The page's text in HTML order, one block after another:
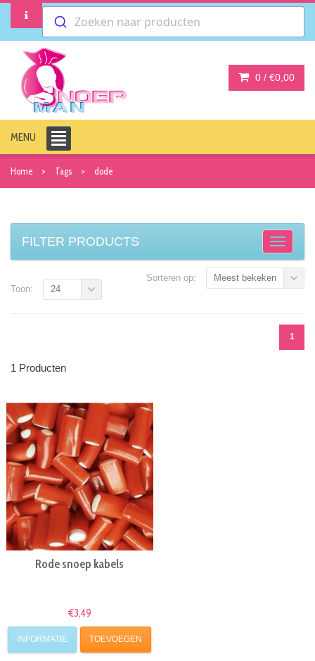
Zoeken naar producten
0 / €0,00
MENU
Home Tags dode
FILTER PRODUCTS
Sorteren op: Meest bekeken
1
Toon: 24
1 Producten
Rode snoep kabels
€3,49
INFORMATIE TOEVOEGEN